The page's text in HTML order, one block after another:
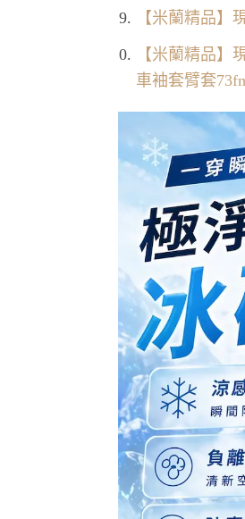
【米蘭精品】
【米蘭精品
車袖套臂套